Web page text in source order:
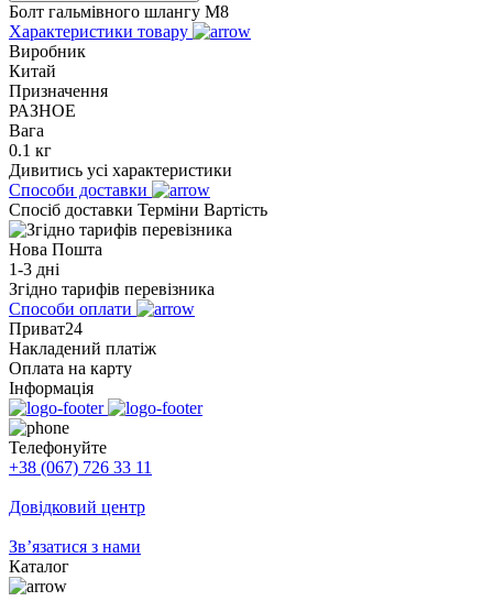
Болт гальмівного шлангу M8
Характеристики товару
Виробник
Китай
Призначення
РАЗНОЕ
Вага
0.1 кг
Дивитись усі характеристики
Способи доставки
Спосіб доставки Терміни Вартість
Нова Пошта
1-3 дні
Згідно тарифів перевізника
Способи оплати
Приват24
Накладений платіж
Оплата на карту
Інформація
Телефонуйте
+38 (067) 726 33 11
Довідковий центр
Зв’язатися з нами
Каталог